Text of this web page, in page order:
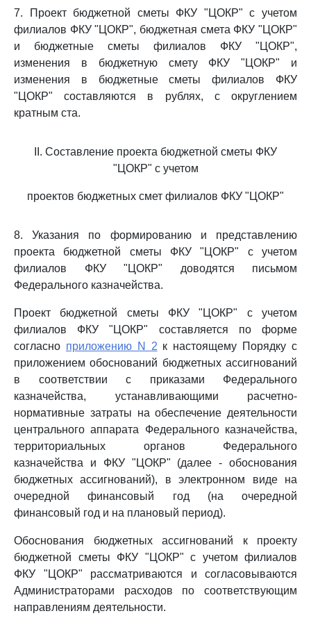
7. Проект бюджетной сметы ФКУ "ЦОКР" с учетом
филиалов ФКУ "ЦОКР", бюджетная смета ФКУ "ЦОКР"
и бюджетные сметы филиалов ФКУ "ЦОКР",
изменения в бюджетную смету ФКУ "ЦОКР" и
изменения в бюджетные сметы филиалов ФКУ
"ЦОКР" составляются в рублях, с округлением
кратным ста.
II. Составление проекта бюджетной сметы ФКУ
"ЦОКР" с учетом
проектов бюджетных смет филиалов ФКУ "ЦОКР"
8. Указания по формированию и представлению
проекта бюджетной сметы ФКУ "ЦОКР" с учетом
филиалов ФКУ "ЦОКР" доводятся письмом
Федерального казначейства.
Проект бюджетной сметы ФКУ "ЦОКР" с учетом
филиалов ФКУ "ЦОКР" составляется по форме
согласно приложению N 2 к настоящему Порядку с
приложением обоснований бюджетных ассигнований
в соответствии с приказами Федерального
казначейства, устанавливающими расчетно-
нормативные затраты на обеспечение деятельности
центрального аппарата Федерального казначейства,
территориальных органов Федерального
казначейства и ФКУ "ЦОКР" (далее - обоснования
бюджетных ассигнований), в электронном виде на
очередной финансовый год (на очередной
финансовый год и на плановый период).
Обоснования бюджетных ассигнований к проекту
бюджетной сметы ФКУ "ЦОКР" с учетом филиалов
ФКУ "ЦОКР" рассматриваются и согласовываются
Администраторами расходов по соответствующим
направлениям деятельности.